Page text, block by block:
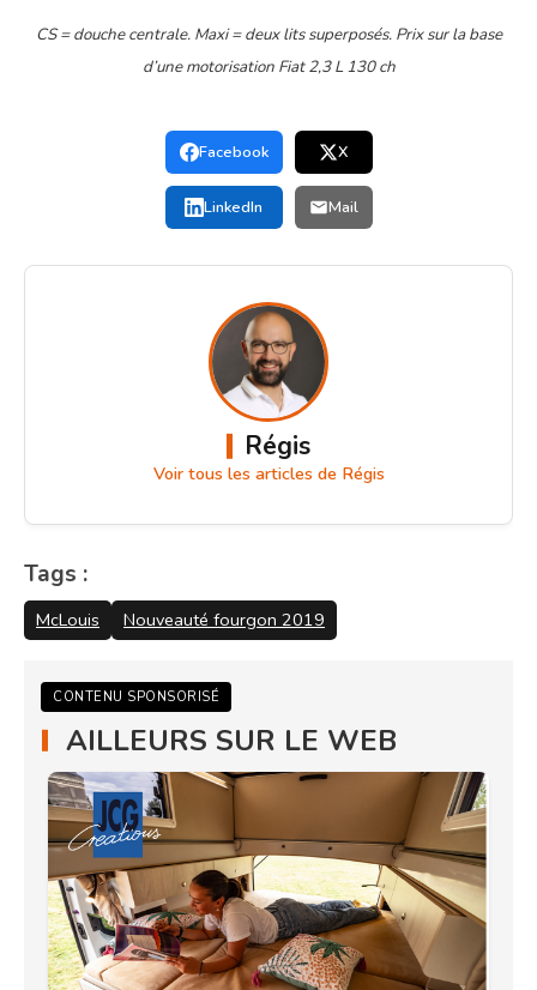
CS = douche centrale. Maxi = deux lits superposés. Prix sur la base
d’une motorisation Fiat 2,3 L 130 ch
Facebook X
LinkedIn Mail
Régis
Voir tous les articles de Régis
Tags :
McLouis Nouveauté fourgon 2019
CONTENU SPONSORISÉ
AILLEURS SUR LE WEB